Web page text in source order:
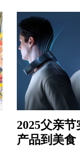
2025父亲
产品到美